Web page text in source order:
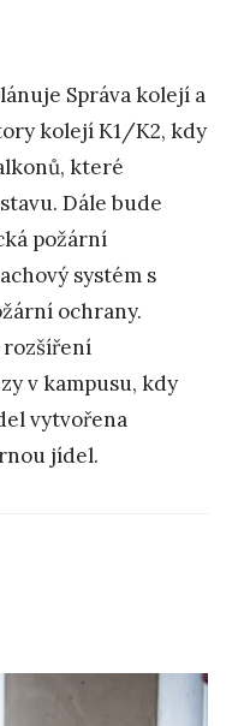
Správa kolejí a
kolejí K1/K2, kdy
které
Dále bude
požární
systém s
ochrany.
rozšíření
v kampusu, kdy
vytvořena
jídel.